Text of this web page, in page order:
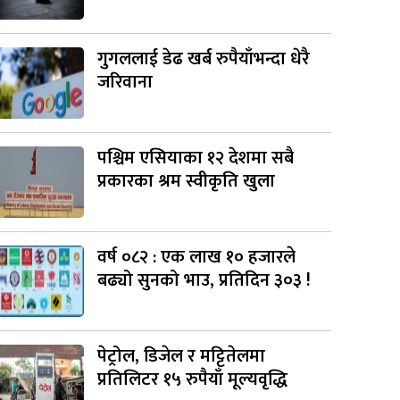
गुगललाई डेढ खर्ब रुपैयाँभन्दा धेरै
जरिवाना
पश्चिम एसियाका १२ देशमा सबै
प्रकारका श्रम स्वीकृति खुला
वर्ष ०८२ : एक लाख १० हजारले
बढ्यो सुनको भाउ, प्रतिदिन ३०३ !
पेट्रोल, डिजेल र मट्टितेलमा
प्रतिलिटर १५ रुपैयाँ मूल्यवृद्धि